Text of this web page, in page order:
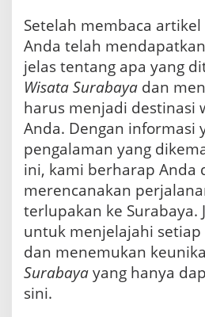
Setelah membaca
Anda telah
jelas tentang apa yang
Wisata Surabaya dan
harus menjadi destinasi
Anda. Dengan informasi
pengalaman yang
ini, kami berharap Anda
merencanakan
terlupakan ke Surabaya.
untuk menjelajahi
dan menemukan
Surabayayang hanya
sini.